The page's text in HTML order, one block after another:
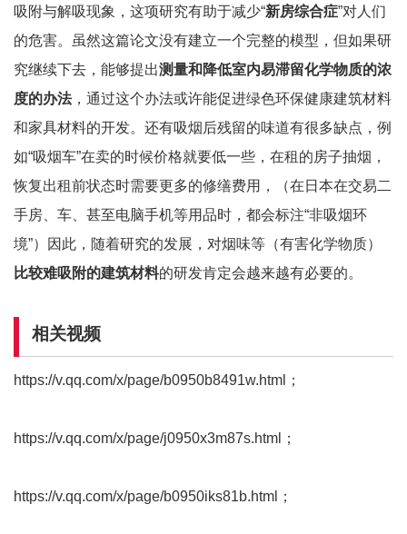
吸附与解吸现象，这项研究有助于减少“新房综合症”对人们
的危害。虽然这篇论文没有建立一个完整的模型，但如果研
究继续下去，能够提出测量和降低室内易滞留化学物质的浓
度的办法，通过这个办法或许能促进绿色环保健康建筑材料
和家具材料的开发。还有吸烟后残留的味道有很多缺点，例
如“吸烟车”在卖的时候价格就要低一些，在租的房子抽烟，
恢复出租前状态时需要更多的修缮费用，（在日本在交易二
手房、车、甚至电脑手机等用品时，都会标注“非吸烟环
境”）因此，随着研究的发展，对烟味等（有害化学物质）
比较难吸附的建筑材料的研发肯定会越来越有必要的。
相关视频
https://v.qq.com/x/page/b0950b8491w.html；
https://v.qq.com/x/page/j0950x3m87s.html；
https://v.qq.com/x/page/b0950iks81b.html；